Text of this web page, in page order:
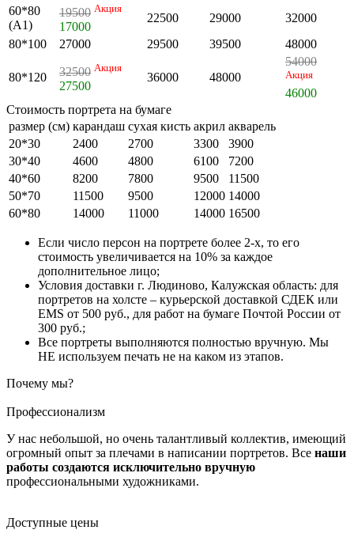
60*80
(А1)
19500 Акция
17000
22500 29000
32000
80*100
27000 29500 39500 48000
80*120 32500 Акция
27500
36000 48000
54000
Акция
46000
Стоимость портрета на бумаге
размер (см) карандаш сухая кисть акрил акварель
20*30
2400 2700 3300
3900
30*40
4600 4800 6100
7200
40*60
8200 7800 9500
11500
50*70
11500 9500 12000 14000
60*80
14000 11000 14000 16500
Если число персон на портрете более 2-х, то его
стоимость увеличивается на 10% за каждое
дополнительное лицо;
Условия доставки г. Людиново, Калужская область: для
портретов на холсте – курьерской доставкой СДЕК или
EMS от 500 руб., для работ на бумаге Почтой России от
300 руб.;
Все портреты выполняются полностью вручную. Мы
НЕ используем печать не на каком из этапов.
Почему мы?
Профессионализм
У нас небольшой, но очень талантливый коллектив, имеющий
огромный опыт за плечами в написании портретов. Все наши
работы создаются исключительно вручную
профессиональными художниками.
Доступные цены